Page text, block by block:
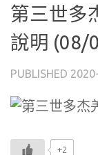
第三世多
說明 (08/
PUBLISHED
+2